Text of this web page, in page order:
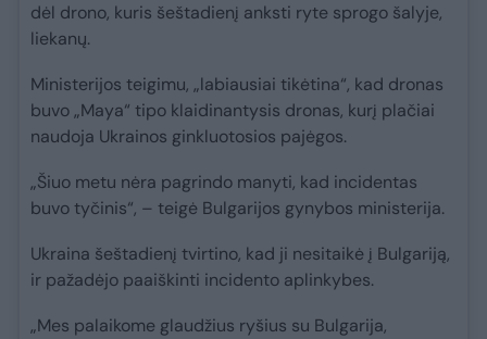
dėl drono, kuris šeštadienį anksti ryte sprogo šalyje,
liekanų.
Ministerijos teigimu, „labiausiai tikėtina“, kad dronas
buvo „Maya“ tipo klaidinantysis dronas, kurį plačiai
naudoja Ukrainos ginkluotosios pajėgos.
„Šiuo metu nėra pagrindo manyti, kad incidentas
buvo tyčinis“, – teigė Bulgarijos gynybos ministerija.
Ukraina šeštadienį tvirtino, kad ji nesitaikė į Bulgariją,
ir pažadėjo paaiškinti incidento aplinkybes.
„Mes palaikome glaudžius ryšius su Bulgarija,